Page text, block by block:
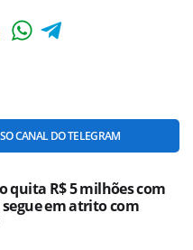
CANAL DO TELEGRAM
quita R$ 5 milhões com
em atrito com